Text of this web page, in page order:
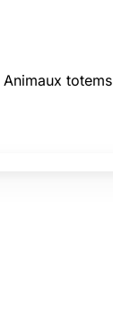
Animaux totems